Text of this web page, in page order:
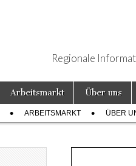
Regionale
Arbeitsmarkt Über uns
ARBEITSMARKT ÜBER